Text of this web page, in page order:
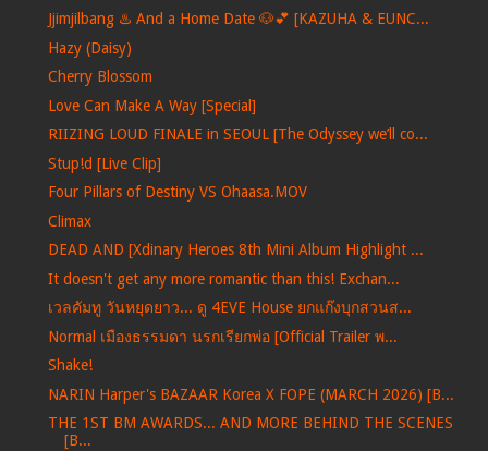
Jjimjilbang ♨️ And a Home Date 🐶💕 [KAZUHA & EUNC...
Hazy (Daisy)
Cherry Blossom
Love Can Make A Way [Special]
RIIZING LOUD FINALE in SEOUL [The Odyssey we’ll co...
Stup!d [Live Clip]
Four Pillars of Destiny VS Ohaasa.MOV
Climax
DEAD AND [Xdinary Heroes 8th Mini Album Highlight ...
It doesn't get any more romantic than this! Exchan...
เวลคัมทู วันหยุดยาว... ดู 4EVE House ยกแก๊งบุกสวนส...
Normal เมืองธรรมดา นรกเรียกพ่อ [Official Trailer พ...
Shake!
NARIN Harper's BAZAAR Korea X FOPE (MARCH 2026) [B...
THE 1ST BM AWARDS... AND MORE BEHIND THE SCENES
[B...